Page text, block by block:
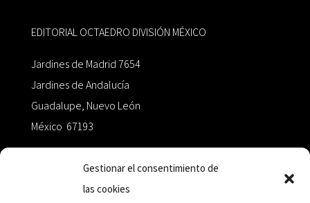
Gestionar el consentimiento de
las cookies
EDITORIAL OCTAEDRO DIVISIÓN MÉXICO
Jardines de Madrid 7654
Jardines de Andalucía
Guadalupe, Nuevo León
México 67193
+52 811.499.5638